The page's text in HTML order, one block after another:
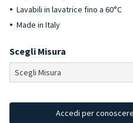
Lavabili in lavatrice fino a 60°C
Made in Italy
Scegli Misura
Accedi per